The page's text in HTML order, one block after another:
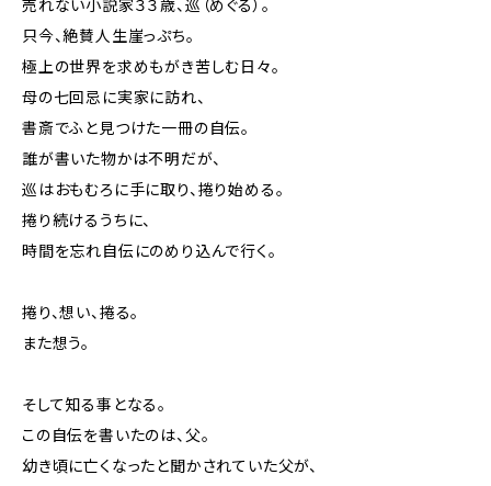
売れない小説家３３歳、巡（めぐる）。
只今、絶賛人生崖っぷち。
極上の世界を求めもがき苦しむ日々。
母の七回忌に実家に訪れ、
書斎でふと見つけた一冊の自伝。
誰が書いた物かは不明だが、
巡はおもむろに手に取り、捲り始める。
捲り続けるうちに、
時間を忘れ自伝にのめり込んで行く。
捲り、想い、捲る。
また想う。
そして知る事となる。
この自伝を書いたのは、父。
幼き頃に亡くなったと聞かされていた父が、